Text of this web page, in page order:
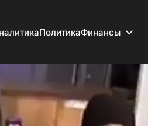
ПолитикаФинансы